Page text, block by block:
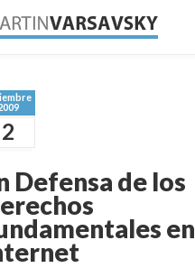
2
Defensa de los
en